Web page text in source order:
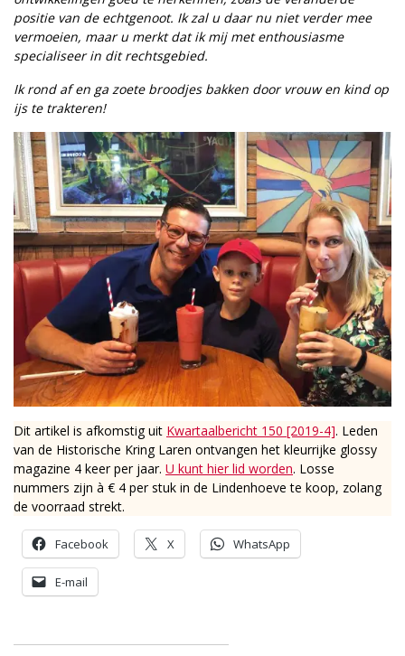
positie van de echtgenoot. Ik zal u daar nu niet verder mee
vermoeien, maar u merkt dat ik mij met enthousiasme
specialiseer in dit rechtsgebied.
Ik rond af en ga zoete broodjes bakken door vrouw en kind op
ijs te trakteren!
Dit artikel is afkomstig uit Kwartaalbericht 150 [2019-4]. Leden
van de Historische Kring Laren ontvangen het kleurrijke glossy
magazine 4 keer per jaar. U kunt hier lid worden. Losse
nummers zijn à € 4 per stuk in de Lindenhoeve te koop, zolang
de voorraad strekt.
Facebook X WhatsApp
E-mail